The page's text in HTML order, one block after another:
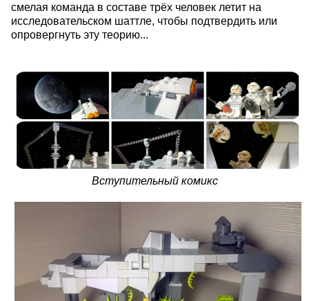
смелая команда в составе трёх человек летит на
исследовательском шаттле, чтобы подтвердить или
опровергнуть эту теорию...
Вступительный комикс